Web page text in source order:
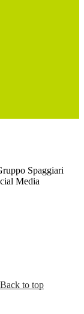
Spaggiari
Media
Back to top